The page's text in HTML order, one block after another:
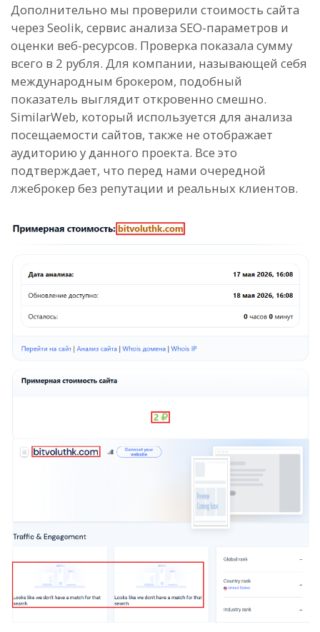
Дополнительно мы проверили стоимость сайта
через Seolik, сервис анализа SEO-параметров и
оценки веб-ресурсов. Проверка показала сумму
всего в 2 рубля. Для компании, называющей себя
международным брокером, подобный
показатель выглядит откровенно смешно.
SimilarWeb, который используется для анализа
посещаемости сайтов, также не отображает
аудиторию у данного проекта. Все это
подтверждает, что перед нами очередной
лжеброкер без репутации и реальных клиентов.